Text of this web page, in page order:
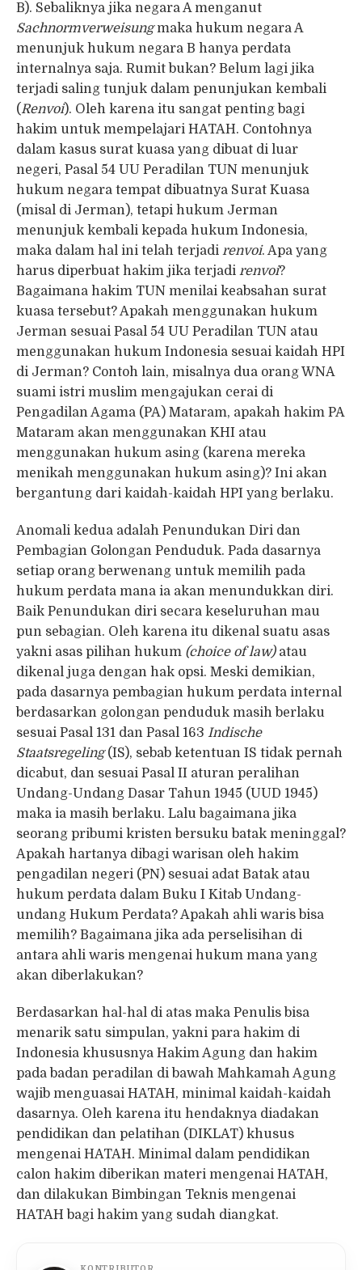
B). Sebaliknya jika negara A menganut
Sachnormverweisungmaka hukum negara A
menunjuk hukum negara B hanya perdata
internalnya saja. Rumit bukan? Belum lagi jika
terjadi saling tunjuk dalam penunjukan kembali
(Renvoi). Oleh karena itu sangat penting bagi
hakim untuk mempelajari HATAH. Contohnya
dalam kasus surat kuasa yang dibuat di luar
negeri, Pasal 54 UU Peradilan TUN menunjuk
hukum negara tempat dibuatnya Surat Kuasa
(misal di Jerman), tetapi hukum Jerman
menunjuk kembali kepada hukum Indonesia,
maka dalam hal ini telah terjadi renvoi. Apa yang
harus diperbuat hakim jika terjadi renvoi?
Bagaimana hakim TUN menilai keabsahan surat
kuasa tersebut? Apakah menggunakan hukum
Jerman sesuai Pasal 54 UU Peradilan TUN atau
menggunakan hukum Indonesia sesuai kaidah HPI
di Jerman? Contoh lain, misalnya dua orang WNA
suami istri muslim mengajukan cerai di
Pengadilan Agama (PA) Mataram, apakah hakim PA
Mataram akan menggunakan KHI atau
menggunakan hukum asing (karena mereka
menikah menggunakan hukum asing)? Ini akan
bergantung dari kaidah-kaidah HPI yang berlaku.
Anomali kedua adalah Penundukan Diri dan
Pembagian Golongan Penduduk. Pada dasarnya
setiap orang berwenang untuk memilih pada
hukum perdata mana ia akan menundukkan diri.
Baik Penundukan diri secara keseluruhan mau
pun sebagian. Oleh karena itu dikenal suatu asas
yakni asas pilihan hukum (choice of law) atau
dikenal juga dengan hak opsi. Meski demikian,
pada dasarnya pembagian hukum perdata internal
berdasarkan golongan penduduk masih berlaku
sesuai Pasal 131 dan Pasal 163 Indische
Staatsregeling(IS), sebab ketentuan IS tidak pernah
dicabut, dan sesuai Pasal II aturan peralihan
Undang-Undang Dasar Tahun 1945 (UUD 1945)
maka ia masih berlaku. Lalu bagaimana jika
seorang pribumi kristen bersuku batak meninggal?
Apakah hartanya dibagi warisan oleh hakim
pengadilan negeri (PN) sesuai adat Batak atau
hukum perdata dalam Buku I Kitab Undang-
undang Hukum Perdata? Apakah ahli waris bisa
memilih? Bagaimana jika ada perselisihan di
antara ahli waris mengenai hukum mana yang
akan diberlakukan?
Berdasarkan hal-hal di atas maka Penulis bisa
menarik satu simpulan, yakni para hakim di
Indonesia khususnya Hakim Agung dan hakim
pada badan peradilan di bawah Mahkamah Agung
wajib menguasai HATAH, minimal kaidah-kaidah
dasarnya. Oleh karena itu hendaknya diadakan
pendidikan dan pelatihan (DIKLAT) khusus
mengenai HATAH. Minimal dalam pendidikan
calon hakim diberikan materi mengenai HATAH,
dan dilakukan Bimbingan Teknis mengenai
HATAH bagi hakim yang sudah diangkat.